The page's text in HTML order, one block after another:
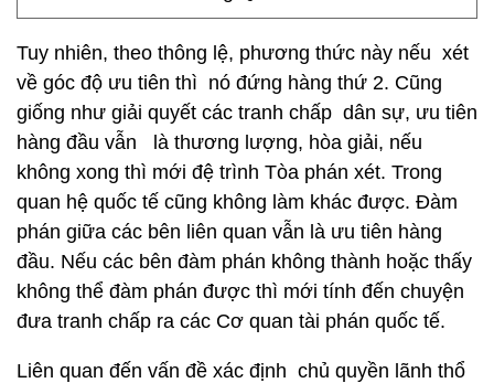
Tuy nhiên, theo thông lệ, phương thức này nếu xét
về góc độ ưu tiên thì nó đứng hàng thứ 2. Cũng
giống như giải quyết các tranh chấp dân sự, ưu tiên
hàng đầu vẫn là thương lượng, hòa giải, nếu
không xong thì mới đệ trình Tòa phán xét. Trong
quan hệ quốc tế cũng không làm khác được. Đàm
phán giữa các bên liên quan vẫn là ưu tiên hàng
đầu. Nếu các bên đàm phán không thành hoặc thấy
không thể đàm phán được thì mới tính đến chuyện
đưa tranh chấp ra các Cơ quan tài phán quốc tế.
Liên quan đến vấn đề xác định chủ quyền lãnh thổ